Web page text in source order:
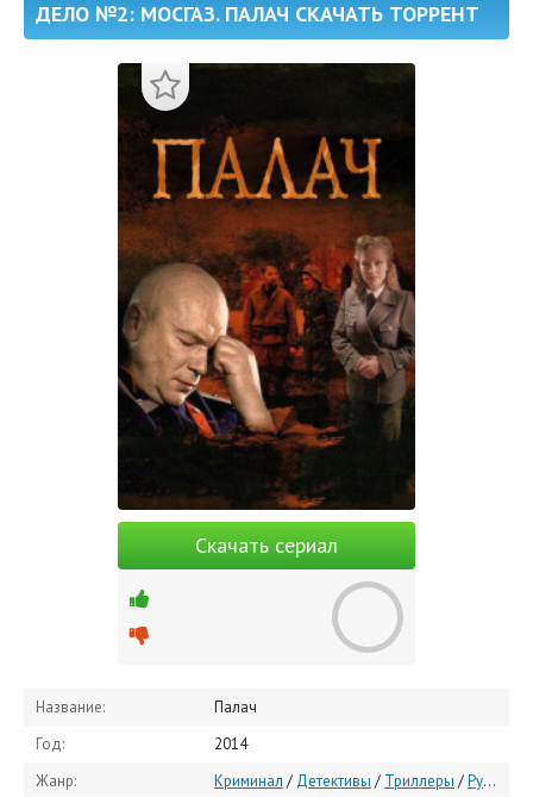
ДЕЛО №2: МОСГАЗ. ПАЛАЧ СКАЧАТЬ ТОРРЕНТ
Скачать сериал
Название:
Палач
Год:
2014
Жанр:
Криминал / Детективы / Триллеры /Русские сериалы